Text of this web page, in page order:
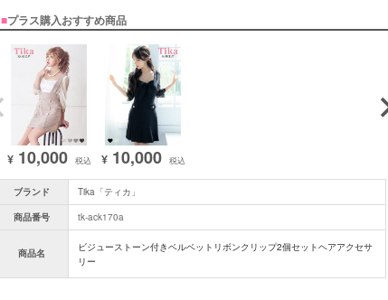
■プラス購入おすすめ商品
¥ 10,000 税込 ¥ 10,000 税込
ブランド
Tika「ティカ」
商品番号
tk-ack170a
商品名
ビジューストーン付きベルベットリボンクリップ2個セットヘアアクセサ
リー